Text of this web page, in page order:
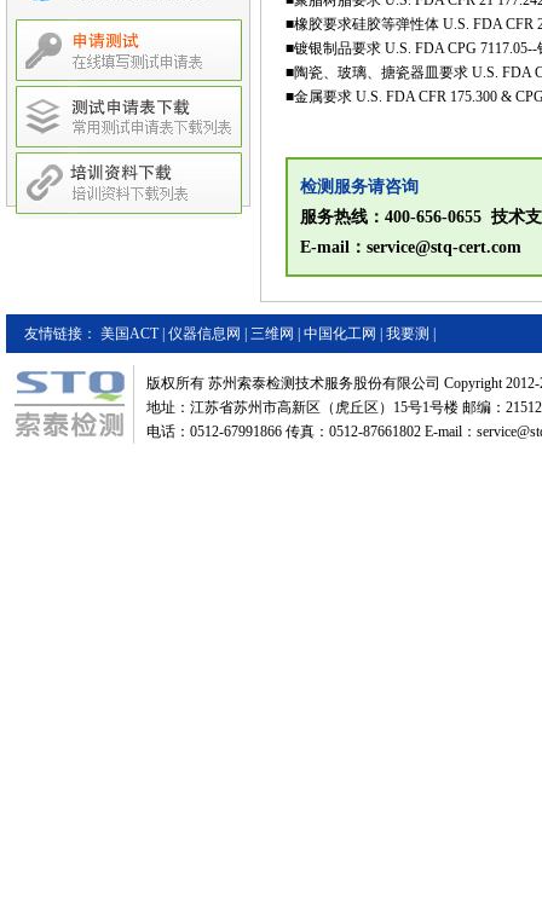
■橡胶要求硅胶等弹性体 U.S. FDA CFR
■镀银制品要求 U.S. FDA CPG 7117.05--
■陶瓷、玻璃、搪瓷器皿要求 U.S. FDA
■金属要求 U.S. FDA CFR 175.300 &
检测服务请咨询
服务热线：400-656-0655 技术
E-mail：service@stq-cert.com
友情链接： 美国ACT| 仪器信息网 三维网 中国化工网 我要测
版权所有 苏州索泰检测技术服务股份有限公司 Copyright 2012-
地址：江苏省苏州市高新区（虎丘区）15号1号楼 邮编：
电话：0512-67991866 传真：0512-87661802 E-mail：